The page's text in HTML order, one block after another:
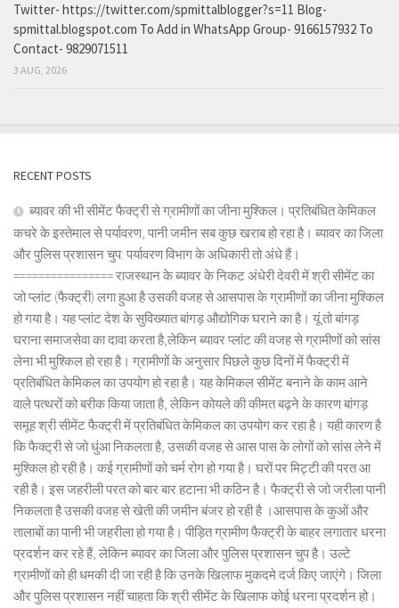
Twitter- https://twitter.com/spmittalblogger?s=11 Blog-
spmittal.blogspot.com To Add in WhatsApp Group- 9166157932 To
Contact- 9829071511
3 AUG, 2026
RECENT POSTS
ब्यावर की भी सीमेंट फैक्ट्री से ग्रामीणों का जीना मुश्किल। प्रतिबंधित केमिकल
कचरे के इस्तेमाल से पर्यावरण, पानी जमीन सब कुछ खराब हो रहा है। ब्यावर का जिला
और पुलिस प्रशासन चुप: पर्यावरण विभाग के अधिकारी तो अंधे हैं।
================ राजस्थान के ब्यावर के निकट अंधेरी देवरी में श्री सीमेंट का
जो प्लांट (फैक्ट्री) लगा हुआ है उसकी वजह से आसपास के ग्रामीणों का जीना मुश्किल
हो गया है। यह प्लांट देश के सुविख्यात बांगड़ औद्योगिक घराने का है। यूं तो बांगड़
घराना समाजसेवा का दावा करता है,लेकिन ब्यावर प्लांट की वजह से ग्रामीणों को सांस
लेना भी मुश्किल हो रहा है। ग्रामीणों के अनुसार पिछले कुछ दिनों में फैक्ट्री में
प्रतिबंधित केमिकल का उपयोग हो रहा है। यह केमिकल सीमेंट बनाने के काम आने
वाले पत्थरों को बरीक किया जाता है, लेकिन कोयले की कीमत बढ़ने के कारण बांगड़
समूह श्री सीमेंट फैक्ट्री में प्रतिबंधित केमिकल का उपयोग कर रहा है। यही कारण है
कि फैक्ट्री से जो धुंआ निकलता है, उसकी वजह से आस पास के लोगों को सांस लेने में
मुश्किल हो रही है। कई ग्रामीणों को चर्म रोग हो गया है। घरों पर मिट्टी की परत आ
रही है। इस जहरीली परत को बार बार हटाना भी कठिन है। फैक्ट्री से जो जरीला पानी
निकलता है उसकी वजह से खेती की जमीन बंजर हो रही है ।आसपास के कुओं और
तालाबों का पानी भी जहरीला हो गया है। पीड़ित ग्रामीण फैक्ट्री के बाहर लगातार धरना
प्रदर्शन कर रहे हैं, लेकिन ब्यावर का जिला और पुलिस प्रशासन चुप है। उल्टे
ग्रामीणों को ही धमकी दी जा रही है कि उनके खिलाफ मुकदमे दर्ज किए जाएंगे। जिला
और पुलिस प्रशासन नहीं चाहता कि श्री सीमेंट के खिलाफ कोई धरना प्रदर्शन हो।